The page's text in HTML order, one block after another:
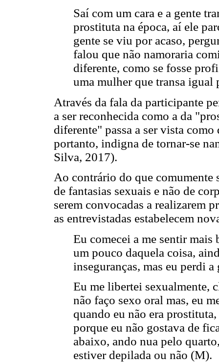
Saí com um cara e a gente
prostituta na época, aí ele
gente se viu por acaso,
falou que não namoraria
diferente, como se fosse
uma mulher que transa
Através da fala da participante
a ser reconhecida como a da
diferente" passa a ser vista
portanto, indigna de tornar-se
Silva, 2017).
Ao contrário do que comumente
de fantasias sexuais e não de
serem convocadas a realizarem
as entrevistadas estabelecem
Eu comecei a me sentir
um pouco daquela coisa,
inseguranças, mas eu perdi
Eu me libertei sexualmente,
não faço sexo oral mas, eu
quando eu não era
porque eu não gostava de
abaixo, ando nua pelo
estiver depilada ou não (M).